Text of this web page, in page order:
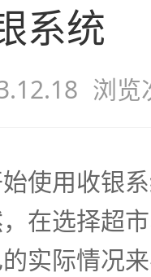
系统
浏览
用收银系
在选择超
实际情况